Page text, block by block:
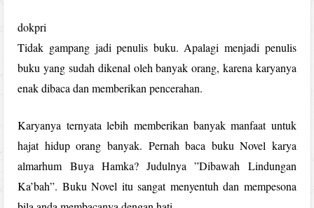
dokpri
Tidak gampang jadi penulis buku. Apalagi menjadi penulis
buku yang sudah dikenal oleh banyak orang, karena karyanya
enak dibaca dan memberikan pencerahan.
Karyanya ternyata lebih memberikan banyak manfaat untuk
hajat hidup orang banyak. Pernah baca buku Novel karya
almarhum Buya Hamka? Judulnya ”Dibawah Lindungan
Ka’bah”. Buku Novel itu sangat menyentuh dan mempesona